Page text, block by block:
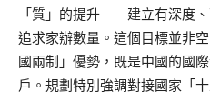
「質」的提升——建立有深度
追求家辦數量。這個目標並非
國兩制」優勢，既是中國的國
戶。規劃特別強調對接國家「